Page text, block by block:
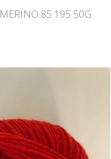
MERINO 85 195 50G